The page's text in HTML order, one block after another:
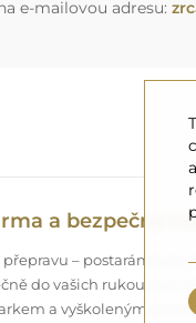
e-mailovou adresu:
a bezpečný
– postaráme se
do vašich rukou, a to
a vyškoleným